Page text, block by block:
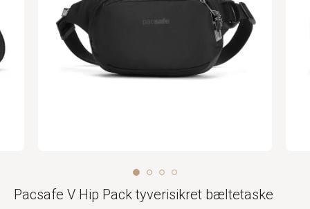
Pacsafe V Hip Pack tyverisikret bæltetaske